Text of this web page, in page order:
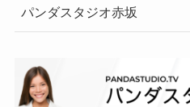
パンダスタジオ赤坂